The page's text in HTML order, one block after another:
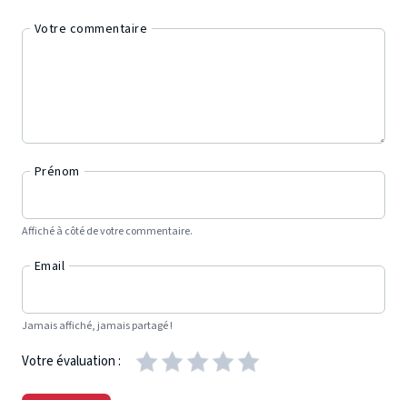
Votre commentaire
Prénom
Affiché à côté de votre commentaire.
Email
Jamais affiché, jamais partagé !
Votre évaluation :